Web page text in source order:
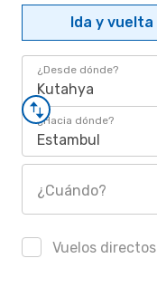
Ida y vuelta
¿Desde dónde?
Kutahya
¿Hacia dónde?
Estambul
¿Cuándo?
Vuelos directos